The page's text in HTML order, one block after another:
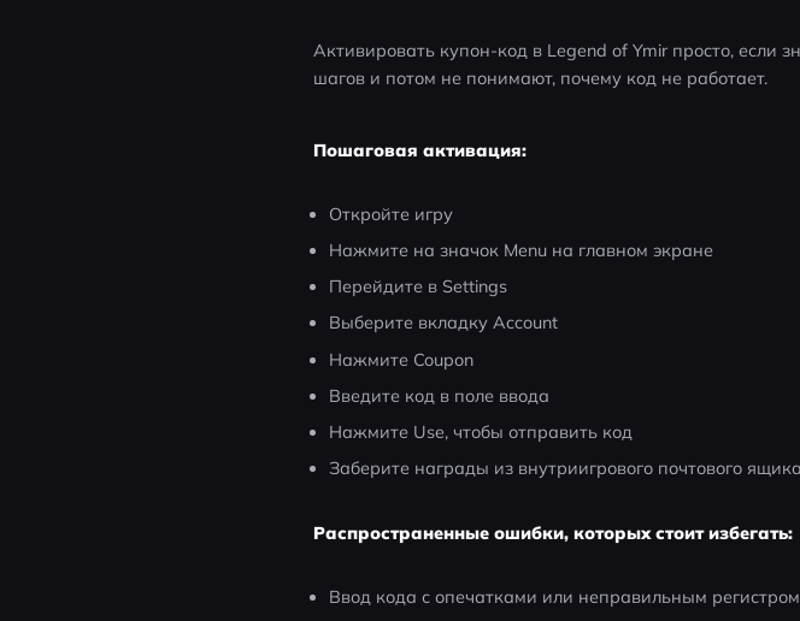
Активировать купон-код в Legend of Ymir просто, если
шагов и потом не понимают, почему код не работает.
Пошаговая активация:
Откройте игру
Нажмите на значок Menu на главном экране
Перейдите в Settings
Выберите вкладку Account
Нажмите Coupon
Введите код в поле ввода
Нажмите Use, чтобы отправить код
Заберите награды из внутриигрового почтового ящика
Распространенные ошибки, которых стоит избегать:
Ввод кода с опечатками или неправильным регистром